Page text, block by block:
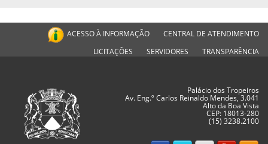
ACESSO À INFORMAÇÃO
CENTRAL DE ATENDIMENTO
LICITAÇÕES
SERVIDORES TRANSPARÊNCIA
Palácio dos Tropeiros
Av. Eng.º Carlos Reinaldo Mendes, 3.041
Alto da Boa Vista
CEP: 18013-280
(15) 3238.2100